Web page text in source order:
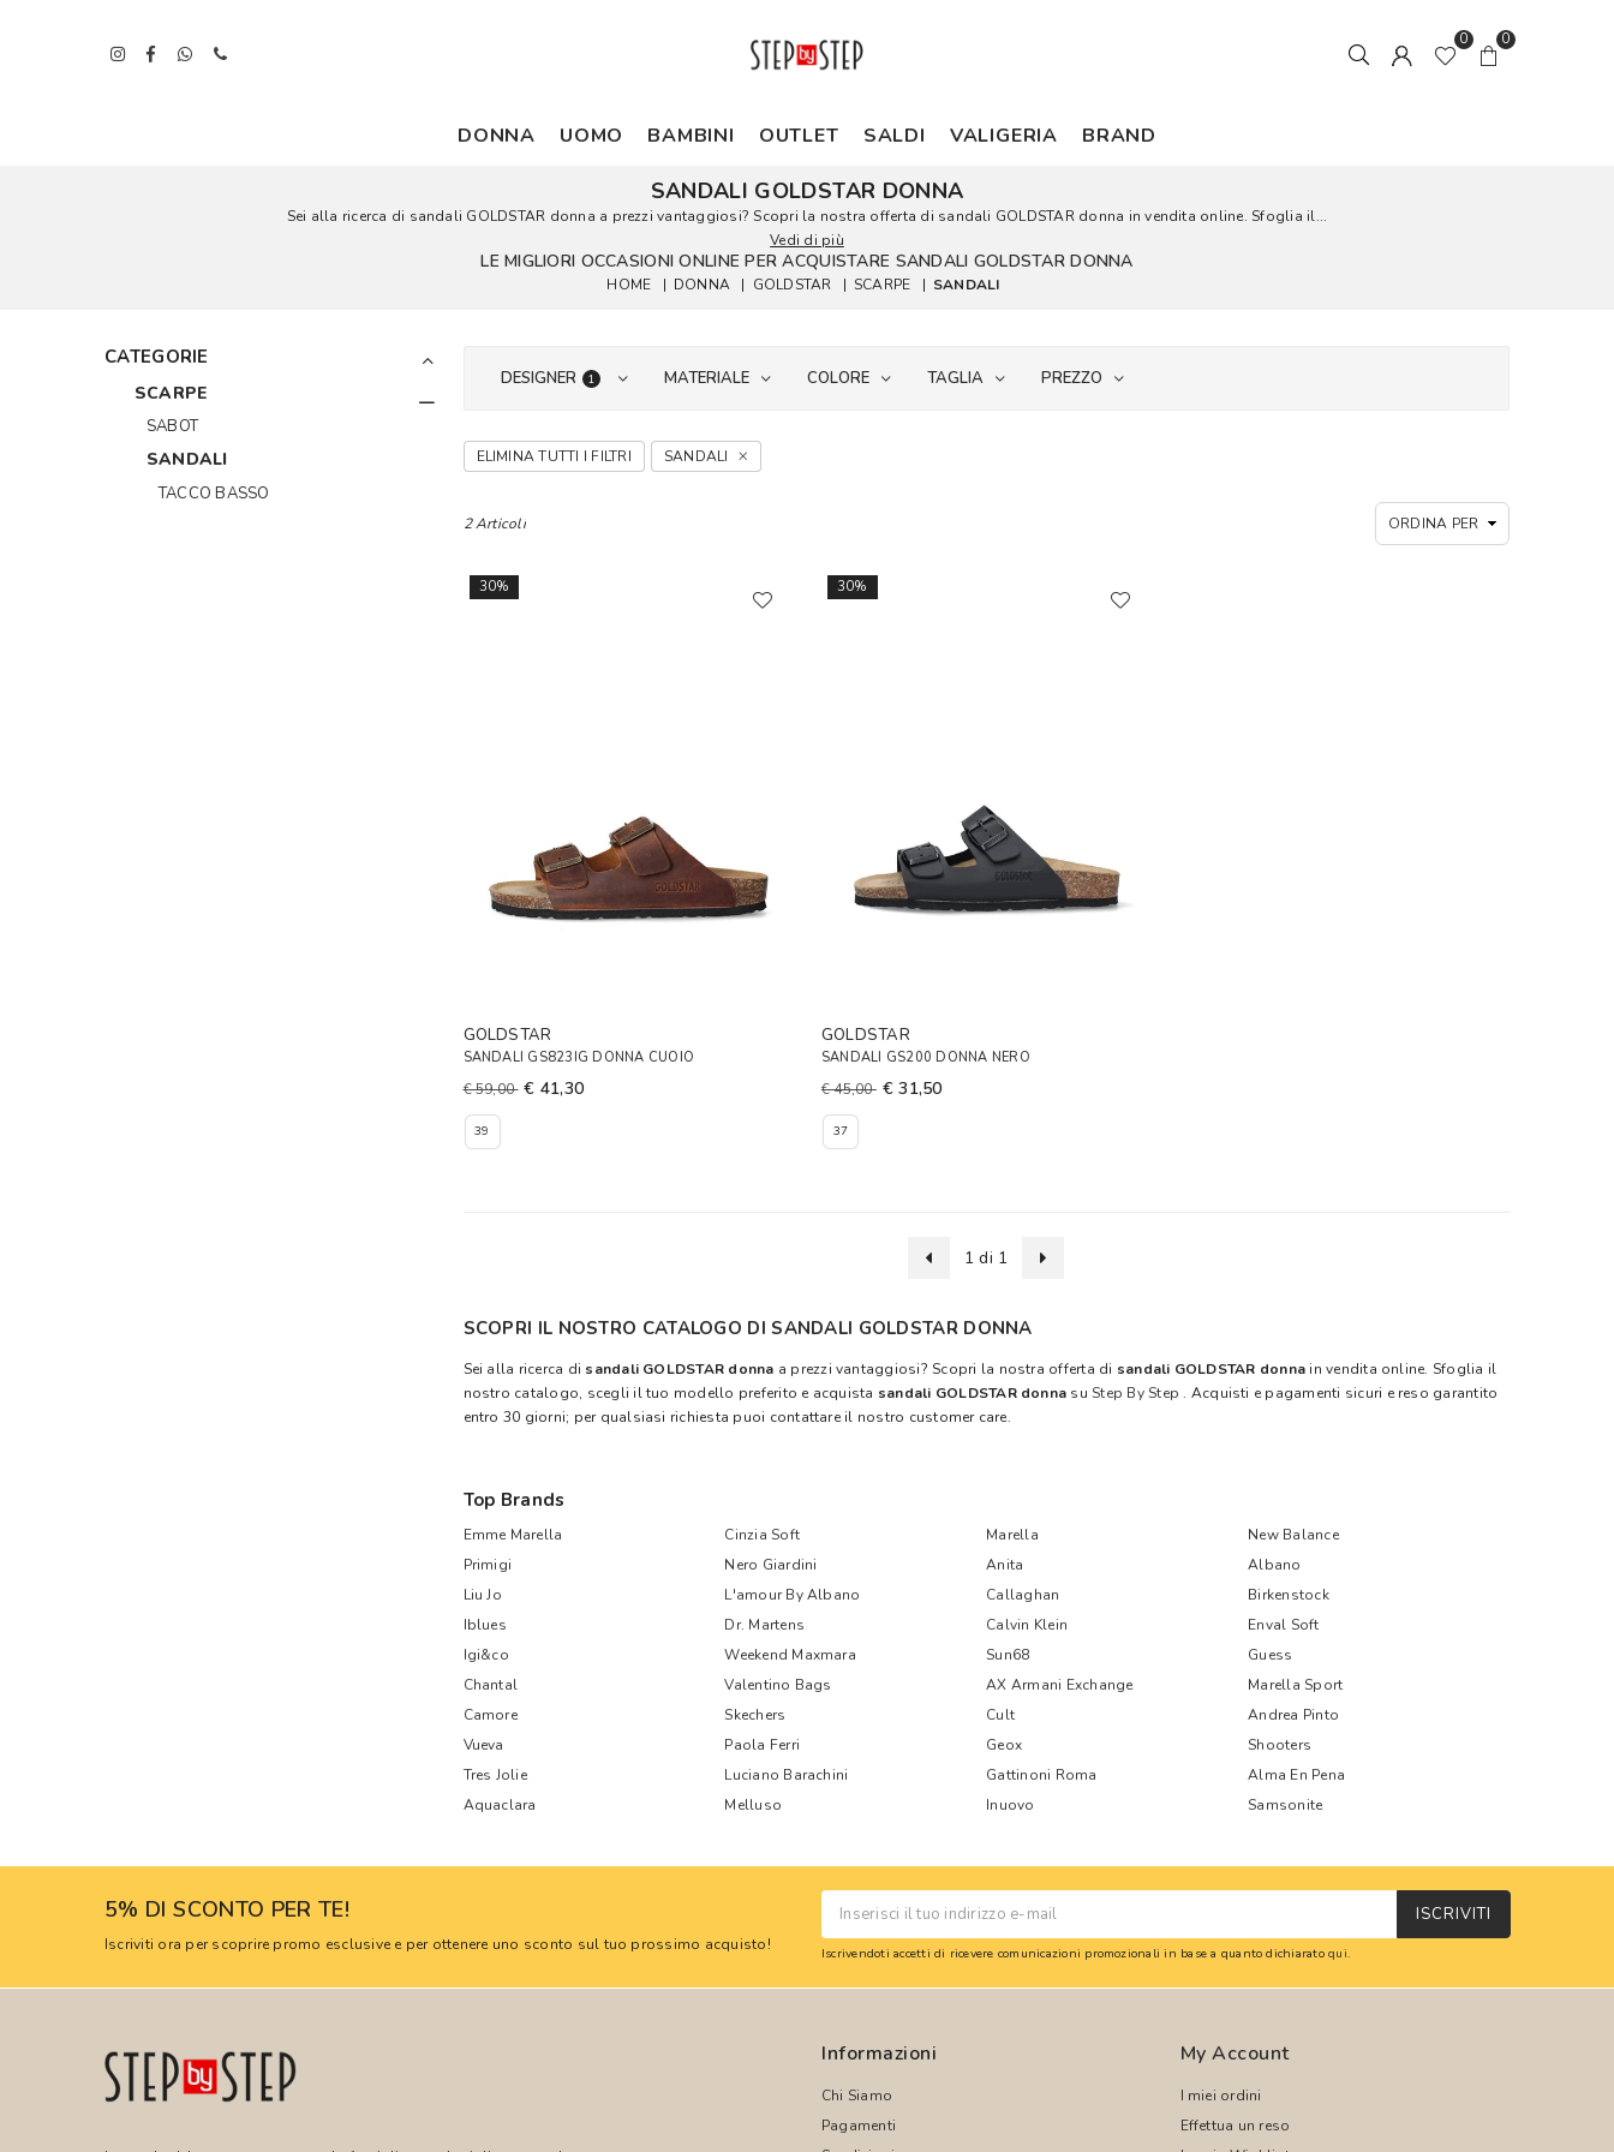
0 0
DONNA UOMO BAMBINI OUTLET SALDI VALIGERIA BRAND
SANDALI GOLDSTAR DONNA
Sei alla ricerca di sandali GOLDSTAR donna a prezzi vantaggiosi? Scopri la nostra offerta di sandali GOLDSTAR donna in vendita online. Sfoglia il...
Vedi di più
LE MIGLIORI OCCASIONI ONLINE PER ACQUISTARE SANDALI GOLDSTAR DONNA
HOME | DONNA | GOLDSTAR | SCARPE | SANDALI
CATEGORIE
SCARPE
SABOT
SANDALI
TACCO BASSO
DESIGNER 1 MATERIALE COLORE TAGLIA PREZZO
ELIMINA TUTTI I FILTRI SANDALI
2 Articoli
30%
GOLDSTAR
SANDALI GS823IG DONNA CUOIO
€ 59,00 € 41,30
39
30%
GOLDSTAR
SANDALI GS200 DONNA NERO
€ 45,00 € 31,50
37
1 di 1
SCOPRI IL NOSTRO CATALOGO DI SANDALI GOLDSTAR DONNA
Sei alla ricerca di sandali GOLDSTAR donna a prezzi vantaggiosi? Scopri la nostra offerta di sandali GOLDSTAR donna in vendita online. Sfoglia il
nostro catalogo, scegli il tuo modello preferito e acquista sandali GOLDSTAR donna suStep By Step . Acquisti e pagamenti sicuri e reso garantito
entro 30 giorni; per qualsiasi richiesta puoi contattare il nostro customer care.
Top Brands
Emme Marella Cinzia Soft Marella
New Balance
Primigi
Nero Giardini Anita
Albano
Liu Jo
L'amour By Albano Callaghan
Birkenstock
Iblues
Dr. Martens Calvin Klein
Enval Soft
Igi&co
Weekend Maxmara Sun68
Guess
Chantal
Valentino Bags AX Armani Exchange
Marella Sport
Camore
Skechers Cult
Andrea Pinto
Vueva
Paola Ferri Geox
Shooters
Tres Jolie
Luciano Barachini Gattinoni Roma
Alma En Pena
Aquaclara
Melluso Inuovo Samsonite
5% DI SCONTO PER TE!
Iscriviti ora per scoprire promo esclusive e per ottenere uno sconto sul tuo prossimo acquisto!
ISCRIVITI
Iscrivendoti accetti di ricevere comunicazioni promozionali in base a quanto dichiaratoqui.
Informazioni
Chi Siamo
Pagamenti
My Account
I miei ordini
Effettua un reso